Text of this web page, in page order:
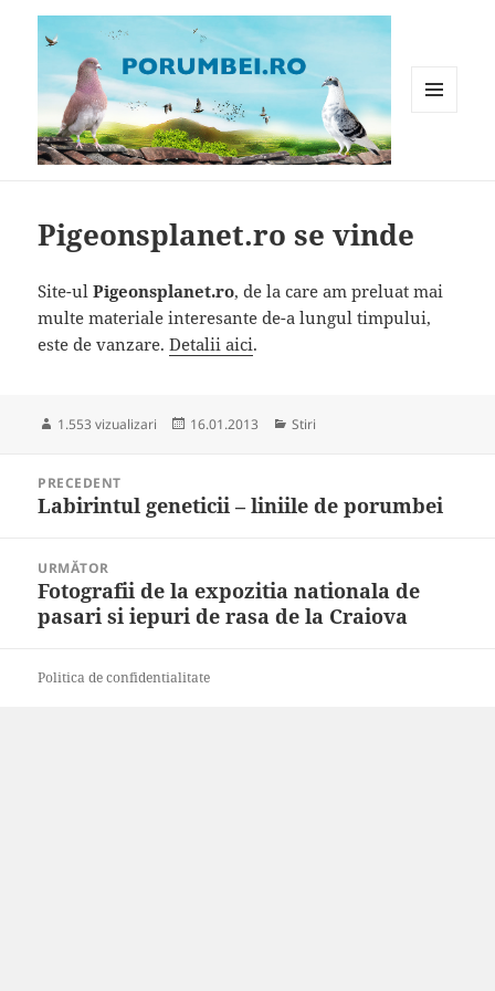
Pigeonsplanet.ro se vinde
Site-ulPigeonsplanet.ro, de la care am preluat mai
multe materiale interesante de-a lungul timpului,
este de vanzare.Detalii aici.
1.553 vizualizari
Publicat
16.01.2013 Categorii
Stiri
articole
PRECEDENT
Articolul
Labirintul geneticii – liniile de porumbei
URMĂTOR
Articolul
următor:
Fotografii de la expozitia nationala de
pasari si iepuri de rasa de la Craiova
Politica de confidentialitate